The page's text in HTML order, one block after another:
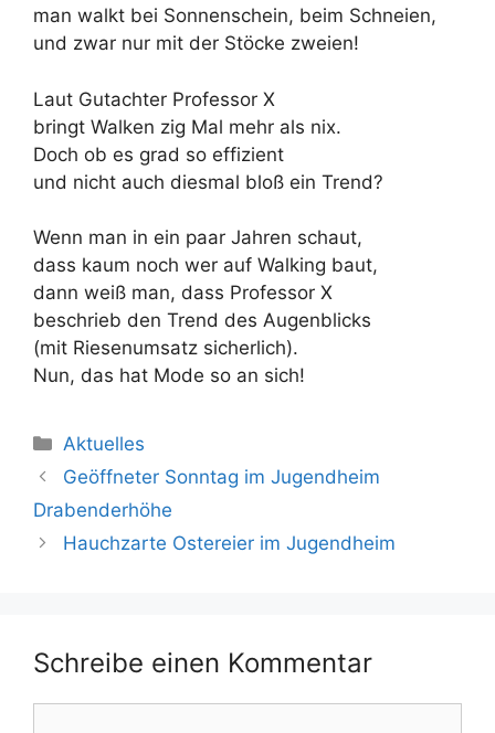
man walkt bei Sonnenschein, beim Schneien,
und zwar nur mit der Stöcke zweien!
Laut Gutachter Professor X
bringt Walken zig Mal mehr als nix.
Doch ob es grad so effizient
und nicht auch diesmal bloß ein Trend?
Wenn man in ein paar Jahren schaut,
dass kaum noch wer auf Walking baut,
dann weiß man, dass Professor X
beschrieb den Trend des Augenblicks
(mit Riesenumsatz sicherlich).
Nun, das hat Mode so an sich!
Kategorien
Aktuelles
Geöffneter Sonntag im Jugendheim
Drabenderhöhe
Hauchzarte Ostereier im Jugendheim
Schreibe einen Kommentar